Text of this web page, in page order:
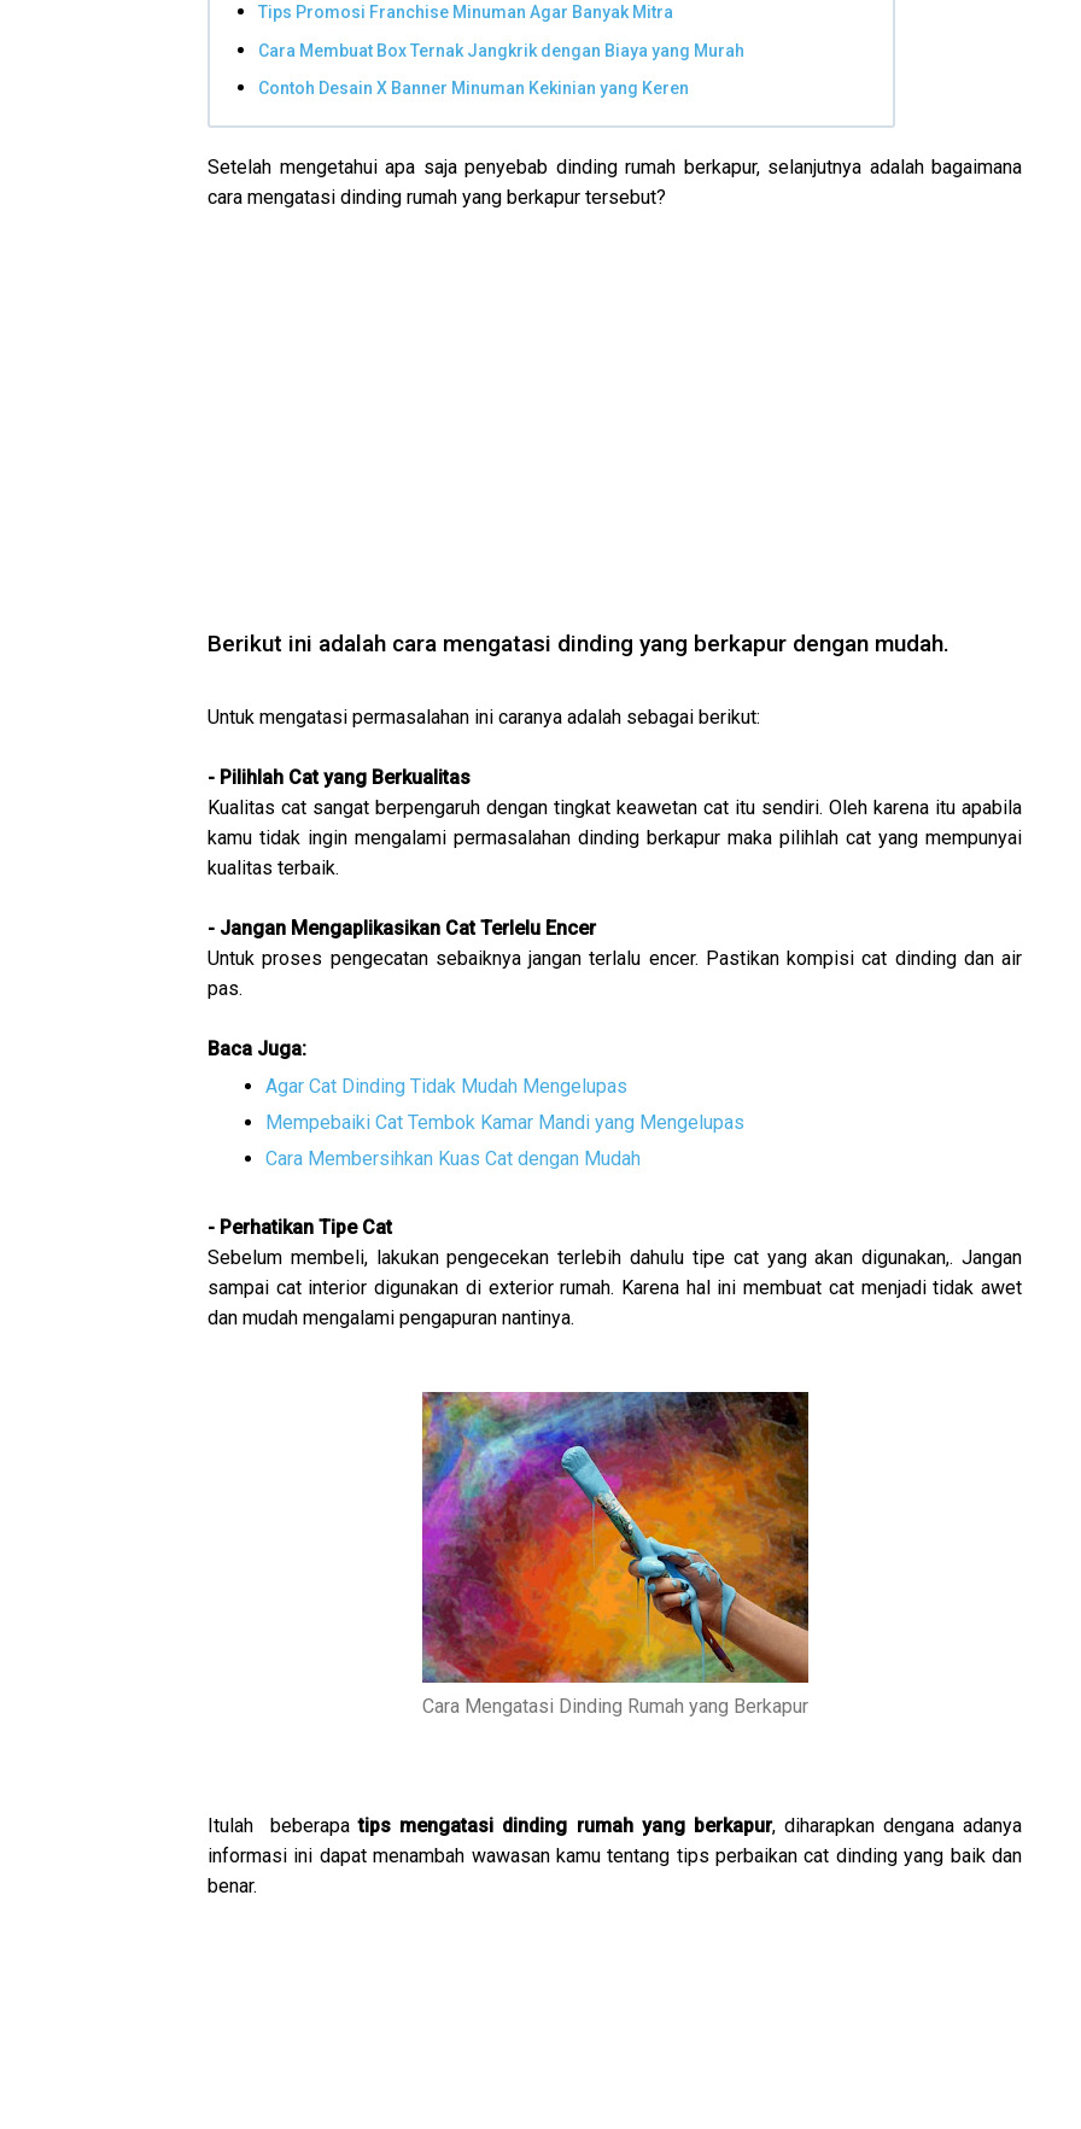
Tips Promosi Franchise Minuman Agar Banyak Mitra
Cara Membuat Box Ternak Jangkrik dengan Biaya yang Murah
Contoh Desain X Banner Minuman Kekinian yang Keren
Setelah mengetahui apa saja penyebab dinding rumah berkapur, selanjutnya adalah bagaimana
cara mengatasi dinding rumah yang berkapur tersebut?
Berikut ini adalah cara mengatasi dinding yang berkapur dengan mudah.
Untuk mengatasi permasalahan ini caranya adalah sebagai berikut:
- Pilihlah Cat yang Berkualitas
Kualitas cat sangat berpengaruh dengan tingkat keawetan cat itu sendiri. Oleh karena itu apabila
kamu tidak ingin mengalami permasalahan dinding berkapur maka pilihlah cat yang mempunyai
kualitas terbaik.
- Jangan Mengaplikasikan Cat Terlelu Encer
Untuk proses pengecatan sebaiknya jangan terlalu encer. Pastikan kompisi cat dinding dan air
pas.
Baca Juga:
Agar Cat Dinding Tidak Mudah Mengelupas
Mempebaiki Cat Tembok Kamar Mandi yang Mengelupas
Cara Membersihkan Kuas Cat dengan Mudah
- Perhatikan Tipe Cat
Sebelum membeli, lakukan pengecekan terlebih dahulu tipe cat yang akan digunakan,. Jangan
sampai cat interior digunakan di exterior rumah. Karena hal ini membuat cat menjadi tidak awet
dan mudah mengalami pengapuran nantinya.
Cara Mengatasi Dinding Rumah yang Berkapur
Itulah beberapatips mengatasi dinding rumah yang berkapur, diharapkan dengana adanya
informasi ini dapat menambah wawasan kamu tentang tips perbaikan cat dinding yang baik dan
benar.